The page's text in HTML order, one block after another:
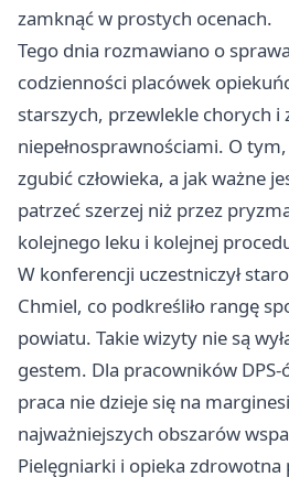
zamknąć w prostych ocenach.
Tego dnia rozmawiano o
codzienności placówek
starszych, przewlekle chorych i
niepełnosprawnościami. O
zgubić człowieka, a jak ważne
patrzeć szerzej niż przez
kolejnego leku i kolejnej
W konferencji uczestniczył
Chmiel, co podkreśliło rangę
powiatu. Takie wizyty nie są
gestem. Dla pracowników DPS-
praca nie dzieje się na
najważniejszych obszarów
Pielęgniarki i opieka zdrowotna